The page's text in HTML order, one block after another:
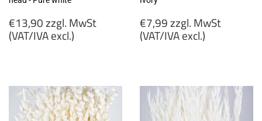
Regular
price
€13,90 zzgl. MwSt
(VAT/IVA excl.)
MwSt
(VAT/IVA
excl.)
Regular
price
€7,99 zzgl. MwSt
(VAT/IVA excl.)
MwSt
(VAT/IVA
excl.)